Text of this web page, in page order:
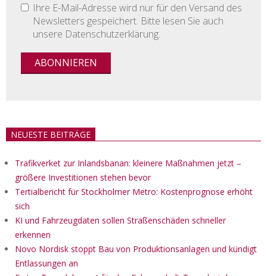
Ihre E-Mail-Adresse wird nur für den Versand des
Newsletters gespeichert. Bitte lesen Sie auch
unsere Datenschutzerklärung.
NEUESTE BEITRÄGE
Trafikverket zur Inlandsbanan: kleinere Maßnahmen jetzt –
größere Investitionen stehen bevor
Tertialbericht für Stockholmer Metro: Kostenprognose erhöht
sich
KI und Fahrzeugdaten sollen Straßenschäden schneller
erkennen
Novo Nordisk stoppt Bau von Produktionsanlagen und kündigt
Entlassungen an